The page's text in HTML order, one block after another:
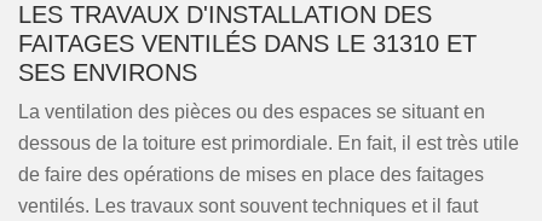
LES TRAVAUX D'INSTALLATION DES
FAITAGES VENTILÉS DANS LE 31310 ET
SES ENVIRONS
La ventilation des pièces ou des espaces se situant en
dessous de la toiture est primordiale. En fait, il est très utile
de faire des opérations de mises en place des faitages
ventilés. Les travaux sont souvent techniques et il faut